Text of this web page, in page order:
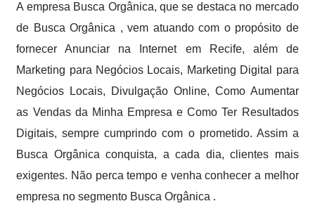
A empresa Busca Orgânica, que se destaca no mercado
de Busca Orgânica , vem atuando com o propósito de
fornecer Anunciar na Internet em Recife, além de
Marketing para Negócios Locais, Marketing Digital para
Negócios Locais, Divulgação Online, Como Aumentar
as Vendas da Minha Empresa e Como Ter Resultados
Digitais, sempre cumprindo com o prometido. Assim a
Busca Orgânica conquista, a cada dia, clientes mais
exigentes. Não perca tempo e venha conhecer a melhor
empresa no segmento Busca Orgânica .